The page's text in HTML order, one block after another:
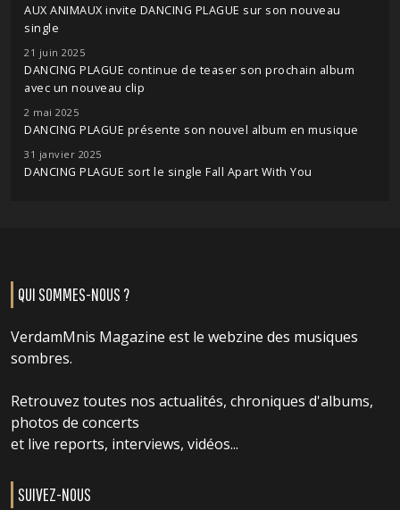
AUX ANIMAUX invite DANCING PLAGUE sur son nouveau
single
21 juin 2025
DANCING PLAGUE continue de teaser son prochain album
avec un nouveau clip
2 mai 2025
DANCING PLAGUE présente son nouvel album en musique
31 janvier 2025
DANCING PLAGUE sort le single Fall Apart With You
QUI SOMMES-NOUS ?
VerdamMnis Magazine est le webzine des musiques
sombres.
Retrouvez toutes nos actualités, chroniques d'albums,
photos de concerts
et live reports, interviews, vidéos...
SUIVEZ-NOUS